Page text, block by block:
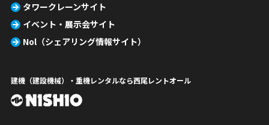
タワークレーンサイト
イベント・展示会サイト
Nol（シェアリング情報サイト）
建機（建設機械）・重機レンタルなら西尾レントオール